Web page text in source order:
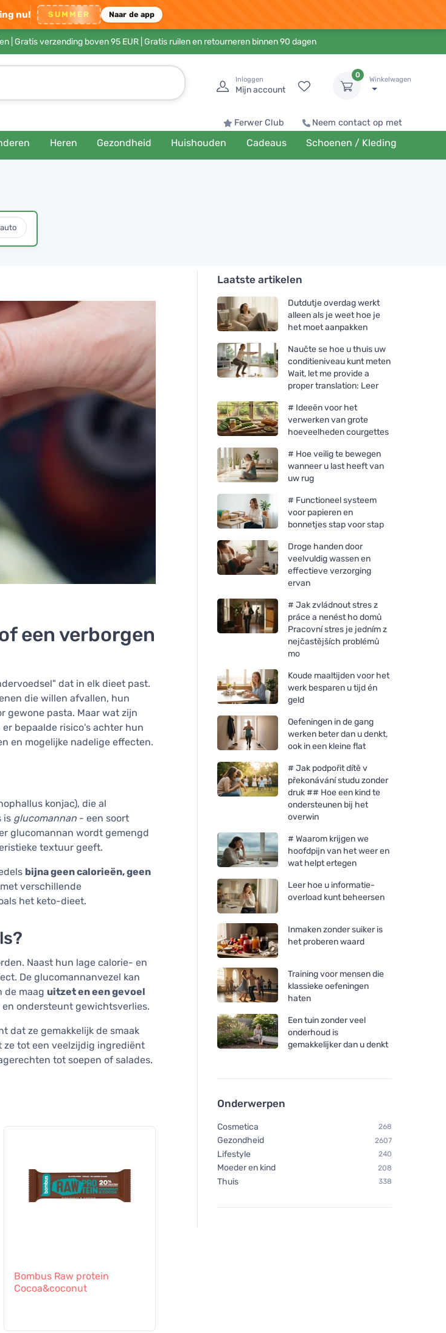
nu! SUMMER Naar de app
| Gratis verzending boven 95 EUR| Gratis ruilen en retourneren binnen 90 dagen
Inloggen
Mijn account
0
Winkelwagen
Ferwer Club Neem contact op met
Heren Gezondheid Huishouden Cadeaus Schoenen / Kleding
een verborgen
dat in elk dieet past.
die willen afvallen, hun
gewone pasta. Maar wat zijn
bepaalde risico's achter hun
en mogelijke nadelige effecten.
konjac), die al
is glucomannan - een soort
glucomannan wordt gemengd
textuur geeft.
bijna geen calorieën, geen
verschillende
het keto-dieet.
Naast hun lage calorie- en
De glucomannanvezel kan
de maag uitzet en een gevoel
ondersteunt gewichtsverlies.
dat ze gemakkelijk de smaak
ze tot een veelzijdig ingrediënt
tot soepen of salades.
Bombus Raw protein
Cocoa&coconut
Laatste artikelen
Dutdutje overdag werkt
alleen als je weet hoe je
het moet aanpakken
Naučte se hoe u thuis uw
conditieniveau kunt meten
Wait, let me provide a
proper translation: Leer
# Ideeën voor het
verwerken van grote
hoeveelheden courgettes
# Hoe veilig te bewegen
wanneer u last heeft van
uw rug
# Functioneel systeem
voor papieren en
bonnetjes stap voor stap
Droge handen door
veelvuldig wassen en
effectieve verzorging
ervan
# Jak zvládnout stres z
práce a nenést ho domů
Pracovní stres je jedním z
nejčastějších problémů
mo
Koude maaltijden voor het
werk besparen u tijd én
geld
Oefeningen in de gang
werken beter dan u denkt,
ook in een kleine flat
# Jak podpořit dítě v
překonávání studu zonder
druk ## Hoe een kind te
ondersteunen bij het
overwin
# Waarom krijgen we
hoofdpijn van het weer en
wat helpt ertegen
Leer hoe u informatie-
overload kunt beheersen
Inmaken zonder suiker is
het proberen waard
Training voor mensen die
klassieke oefeningen
haten
Een tuin zonder veel
onderhoud is
gemakkelijker dan u denkt
Onderwerpen
Cosmetica 268
Gezondheid 2607
Lifestyle 240
Moeder en kind 208
Thuis 338